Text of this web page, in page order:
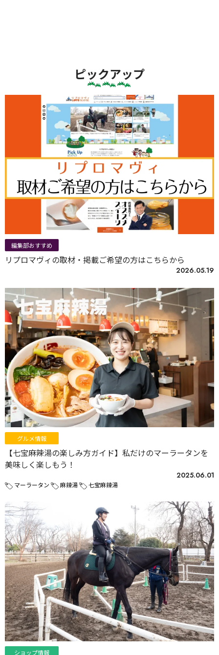
ピックアップ
編集部おすすめ
リプロマヴィの取材・掲載ご希望の方はこちらから
2026.05.19
グルメ情報
【七宝麻辣湯の楽しみ方ガイド】私だけのマーラータンを
美味しく楽しもう！
2025.06.01
マーラータン 麻辣湯 七宝麻辣湯
ショップ情報